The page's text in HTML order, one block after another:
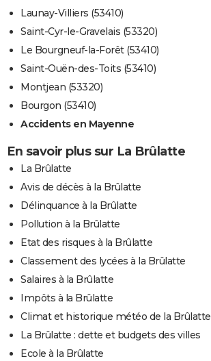
Launay-Villiers (53410)
Saint-Cyr-le-Gravelais (53320)
Le Bourgneuf-la-Forêt (53410)
Saint-Ouën-des-Toits (53410)
Montjean (53320)
Bourgon (53410)
Accidents en Mayenne
En savoir plus sur La Brûlatte
La Brûlatte
Avis de décès à la Brûlatte
Délinquance à la Brûlatte
Pollution à la Brûlatte
Etat des risques à la Brûlatte
Classement des lycées à la Brûlatte
Salaires à la Brûlatte
Impôts à la Brûlatte
Climat et historique météo de la Brûlatte
La Brûlatte : dette et budgets des villes
Ecole à la Brûlatte